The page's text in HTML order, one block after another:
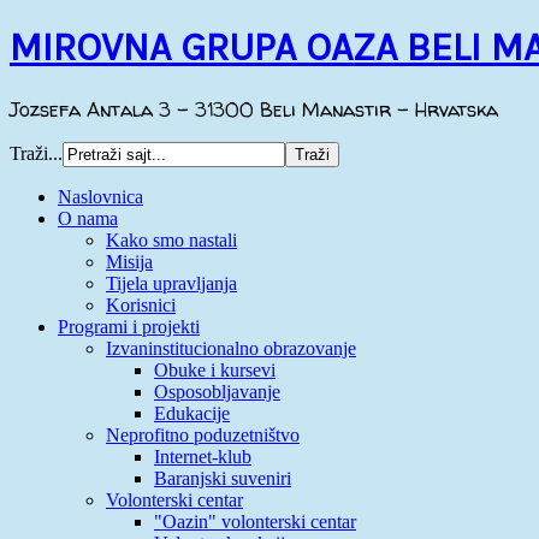
MIROVNA GRUPA OAZA BELI
Jozsefa Antala 3 - 31300 Beli Manastir - Hrvatska
Traži...
Naslovnica
O nama
Kako smo nastali
Misija
Tijela upravljanja
Korisnici
Programi i projekti
Izvaninstitucionalno obrazovanje
Obuke i kursevi
Osposobljavanje
Edukacije
Neprofitno poduzetništvo
Internet-klub
Baranjski suveniri
Volonterski centar
"Oazin" volonterski centar